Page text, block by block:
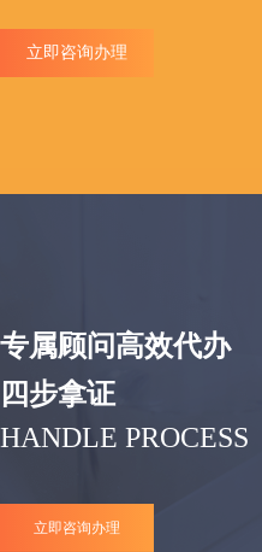
立即咨询办理
专属顾问高效代办
四步拿证
HANDLE PROCESS
立即咨询办理